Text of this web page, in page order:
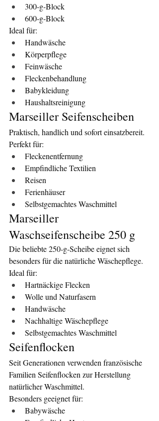
300-g-Block
600-g-Block
Ideal für:
Handwäsche
Körperpflege
Feinwäsche
Fleckenbehandlung
Babykleidung
Haushaltsreinigung
Marseiller Seifenscheiben
Praktisch, handlich und sofort einsatzbereit.
Perfekt für:
Fleckenentfernung
Empfindliche Textilien
Reisen
Ferienhäuser
Selbstgemachtes Waschmittel
Marseiller
Waschseifenscheibe 250 g
Die beliebte 250-g-Scheibe eignet sich
besonders für die natürliche Wäschepflege.
Ideal für:
Hartnäckige Flecken
Wolle und Naturfasern
Handwäsche
Nachhaltige Wäschepflege
Selbstgemachtes Waschmittel
Seifenflocken
Seit Generationen verwenden französische
Familien Seifenflocken zur Herstellung
natürlicher Waschmittel.
Besonders geeignet für:
Babywäsche